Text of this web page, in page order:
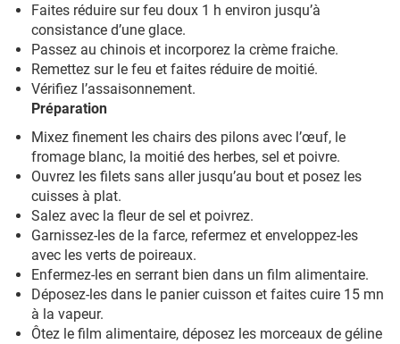
Faites réduire sur feu doux 1 h environ jusqu’à
consistance d’une glace.
Passez au chinois et incorporez la crème fraiche.
Remettez sur le feu et faites réduire de moitié.
Vérifiez l’assaisonnement.
Préparation
Mixez finement les chairs des pilons avec l’œuf, le
fromage blanc, la moitié des herbes, sel et poivre.
Ouvrez les filets sans aller jusqu’au bout et posez les
cuisses à plat.
Salez avec la fleur de sel et poivrez.
Garnissez-les de la farce, refermez et enveloppez-les
avec les verts de poireaux.
Enfermez-les en serrant bien dans un film alimentaire.
Déposez-les dans le panier cuisson et faites cuire 15 mn
à la vapeur.
Ôtez le film alimentaire, déposez les morceaux de géline